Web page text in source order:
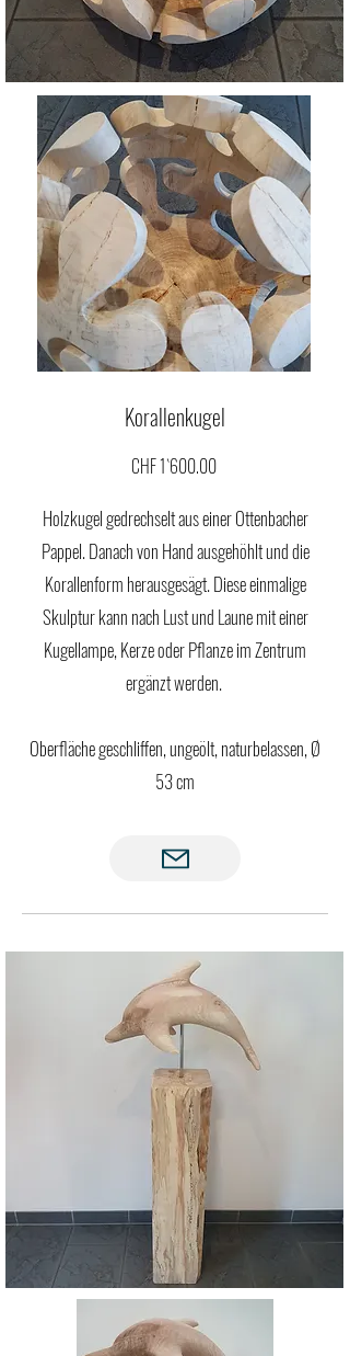
Korallenkugel
CHF 1`600.00
Holzkugel gedrechselt aus einer Ottenbacher
Pappel. Danach von Hand ausgehöhlt und die
Korallenform herausgesägt. Diese einmalige
Skulptur kann nach Lust und Laune mit einer
Kugellampe, Kerze oder Pflanze im Zentrum
ergänzt werden.
Oberfläche geschliffen, ungeölt, naturbelassen, Ø
53 cm